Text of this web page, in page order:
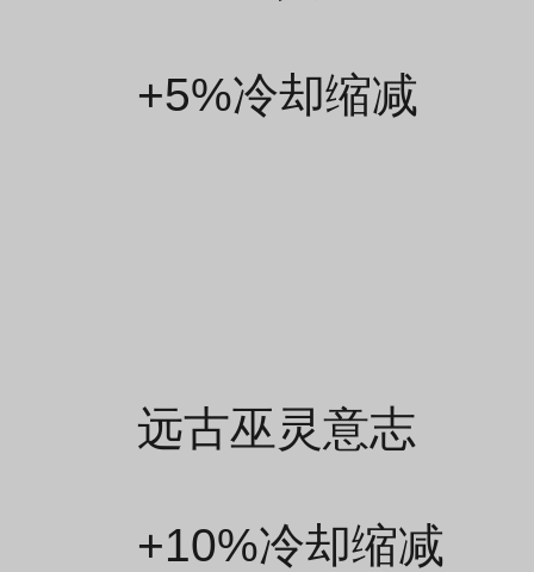
+5%冷却缩减
远古巫灵意志
+10%冷却缩减